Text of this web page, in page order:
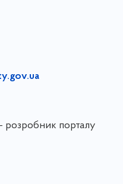
розробник порталу